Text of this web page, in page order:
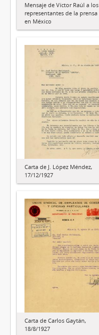
Mensaje de Víctor Raúl a los
representantes de la prensa
en México
Carta de J. López Méndez,
17/12/1927
Carta de Carlos Gaytán,
18/8/1927